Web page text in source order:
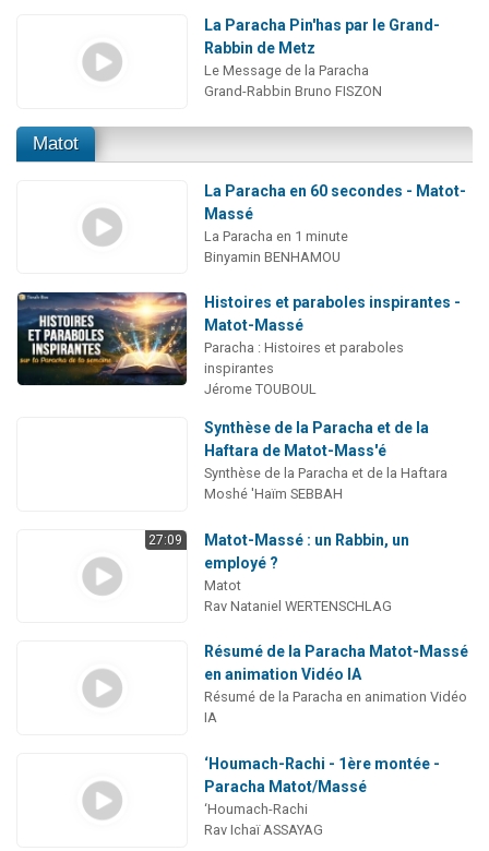
La Paracha Pin'has par le Grand-
Rabbin de Metz
Le Message de la Paracha
Grand-Rabbin Bruno FISZON
Matot
La Paracha en 60 secondes - Matot-
Massé
La Paracha en 1 minute
Binyamin BENHAMOU
Histoires et paraboles inspirantes -
Matot-Massé
Paracha : Histoires et paraboles
inspirantes
Jérome TOUBOUL
Synthèse de la Paracha et de la
Haftara de Matot-Mass'é
Synthèse de la Paracha et de la Haftara
Moshé 'Haïm SEBBAH
27:09
Matot-Massé : un Rabbin, un
employé ?
Matot
Rav Nataniel WERTENSCHLAG
Résumé de la Paracha Matot-Massé
en animation Vidéo IA
Résumé de la Paracha en animation Vidéo
IA
‘Houmach-Rachi - 1ère montée -
Paracha Matot/Massé
‘Houmach-Rachi
Rav Ichaï ASSAYAG